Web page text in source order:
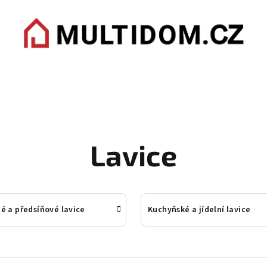
Lavice
a předsíňové lavice Kuchyňské a jídelní lavice